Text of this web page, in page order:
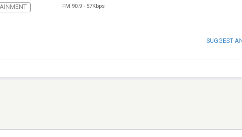
FM 90.9 - 57Kbps
SUGGEST